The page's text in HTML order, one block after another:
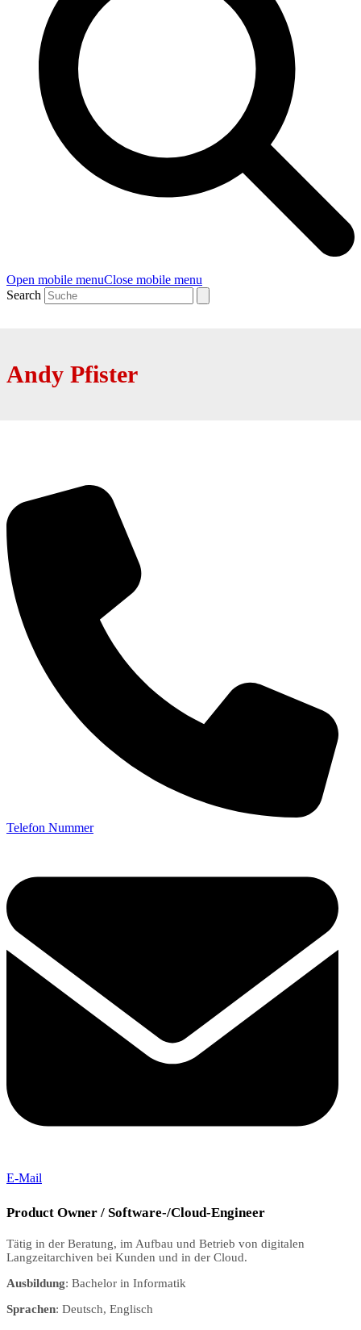
Open mobile menuClose mobile menu
Search
Andy Pfister
Telefon Nummer
E-Mail
Product Owner / Software-/Cloud-Engineer
Tätig in der Beratung, im Aufbau und Betrieb von digitalen
Langzeitarchiven bei Kunden und in der Cloud.
Ausbildung: Bachelor in Informatik
Sprachen: Deutsch, Englisch